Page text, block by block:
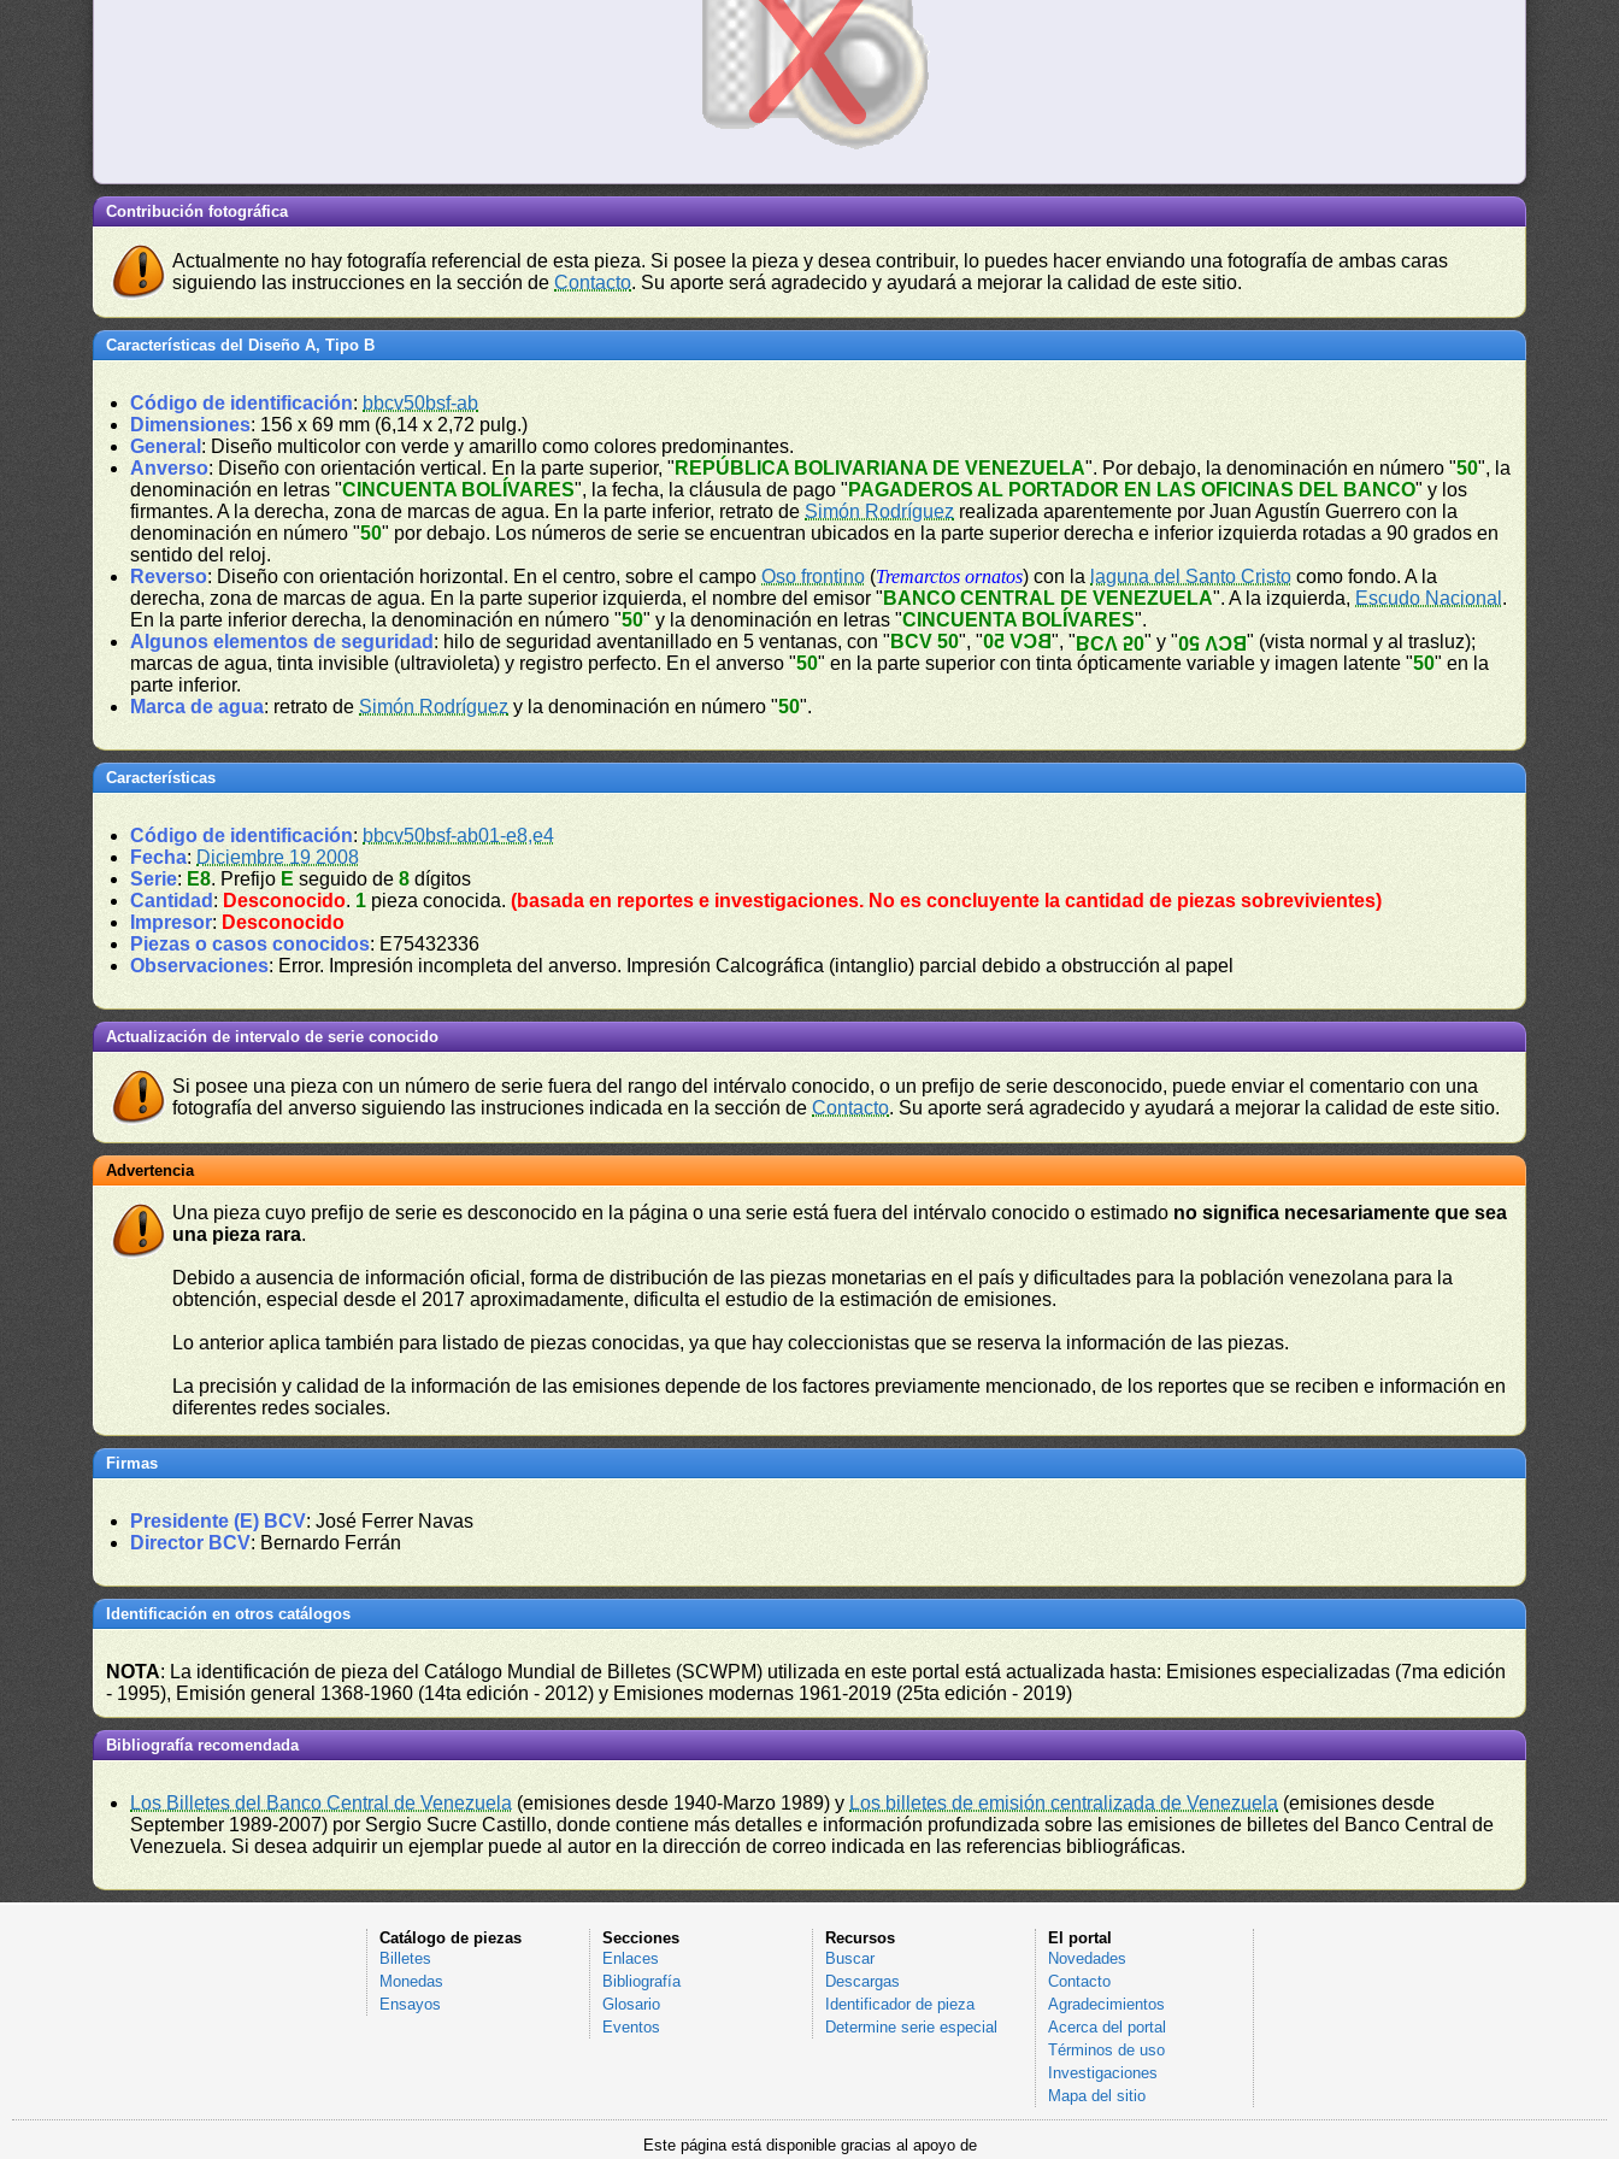
Contribución fotográfica
Actualmente no hay fotografía referencial de esta pieza. Si posee la pieza y desea contribuir, lo puedes hacer enviando una fotografía de ambas caras
siguiendo las instrucciones en la sección deContacto. Su aporte será agradecido y ayudará a mejorar la calidad de este sitio.
Características del Diseño A, Tipo B
Código de identificación: bbcv50bsf-ab
Dimensiones: 156 x 69 mm (6,14 x 2,72 pulg.)
General : Diseño multicolor con verde y amarillo como colores predominantes.
Anverso: Diseño con orientación vertical. En la parte superior, " REPÚBLICA BOLIVARIANA DE VENEZUELA". Por debajo, la denominación en número "50", la
denominación en letras "CINCUENTA BOLÍVARES", la fecha, la cláusula de pago " PAGADEROS AL PORTADOR EN LAS OFICINAS DEL BANCO" y los
firmantes. A la derecha, zona de marcas de agua. En la parte inferior, retrato deSimón Rodríguez realizada aparentemente por Juan Agustín Guerrero con la
denominación en número "50" por debajo. Los números de serie se encuentran ubicados en la parte superior derecha e inferior izquierda rotadas a 90 grados en
sentido del reloj.
Reverso: Diseño con orientación horizontal. En el centro, sobre el campoOso frontino (Tremarctos ornatos) con la laguna del Santo Cristo como fondo. A la
derecha, zona de marcas de agua. En la parte superior izquierda, el nombre del emisor " BANCO CENTRAL DE VENEZUELA". A la izquierda, Escudo Nacional .
En la parte inferior derecha, la denominación en número "50" y la denominación en letras "CINCUENTA BOLÍVARES".
Algunos elementos de seguridad : hilo de seguridad aventanillado en 5 ventanas, con " BCV 50", "BCV 50", "BCV 50" y "BCV 50" (vista normal y al trasluz);
marcas de agua, tinta invisible (ultravioleta) y registro perfecto. En el anverso "50" en la parte superior con tinta ópticamente variable y imagen latente "50" en la
parte inferior.
Marca de agua: retrato deSimón Rodríguez y la denominación en número "50".
Características
Código de identificación: bbcv50bsf-ab01-e8,e4
Fecha: Diciembre 19 2008
Serie: E8. Prefijo E seguido de8 dígitos
Cantidad : Desconocido. 1 pieza conocida.(basada en reportes e investigaciones. No es concluyente la cantidad de piezas sobrevivientes)
Impresor: Desconocido
Piezas o casos conocidos: E75432336
Observaciones: Error. Impresión incompleta del anverso. Impresión Calcográfica (intanglio) parcial debido a obstrucción al papel
Actualización de intervalo de serie conocido
Si posee una pieza con un número de serie fuera del rango del intérvalo conocido, o un prefijo de serie desconocido, puede enviar el comentario con una
fotografía del anverso siguiendo las instruciones indicada en la sección deContacto. Su aporte será agradecido y ayudará a mejorar la calidad de este sitio.
Advertencia
Una pieza cuyo prefijo de serie es desconocido en la página o una serie está fuera del intérvalo conocido o estimado no significa necesariamente que sea
una pieza rara.
Debido a ausencia de información oficial, forma de distribución de las piezas monetarias en el país y dificultades para la población venezolana para la
obtención, especial desde el 2017 aproximadamente, dificulta el estudio de la estimación de emisiones.
Lo anterior aplica también para listado de piezas conocidas, ya que hay coleccionistas que se reserva la información de las piezas.
La precisión y calidad de la información de las emisiones depende de los factores previamente mencionado, de los reportes que se reciben e información en
diferentes redes sociales.
Firmas
Presidente (E) BCV: José Ferrer Navas
Director BCV: Bernardo Ferrán
Identificación en otros catálogos
NOTA: La identificación de pieza del Catálogo Mundial de Billetes (SCWPM) utilizada en este portal está actualizada hasta: Emisiones especializadas (7ma edición
- 1995), Emisión general 1368-1960 (14ta edición - 2012) y Emisiones modernas 1961-2019 (25ta edición - 2019)
Bibliografía recomendada
Los Billetes del Banco Central de Venezuela (emisiones desde 1940-Marzo 1989) y Los billetes de emisión centralizada de Venezuela (emisiones desde
September 1989-2007) por Sergio Sucre Castillo, donde contiene más detalles e información profundizada sobre las emisiones de billetes del Banco Central de
Venezuela. Si desea adquirir un ejemplar puede al autor en la dirección de correo indicada en las referencias bibliográficas.
Catálogo de piezas
Billetes
Monedas
Ensayos
Secciones
Enlaces
Bibliografía
Glosario
Eventos
Recursos
Buscar
Descargas
Identificador de pieza
Determine serie especial
El portal
Novedades
Contacto
Agradecimientos
Acerca del portal
Términos de uso
Investigaciones
Mapa del sitio
Este página está disponible gracias al apoyo de